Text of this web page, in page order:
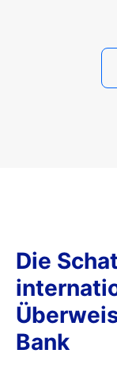
Die
Bank